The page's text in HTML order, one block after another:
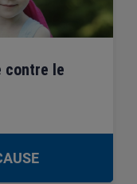
contre le